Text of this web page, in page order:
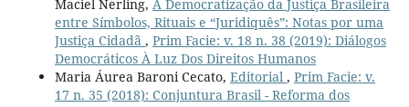
Maciel Nerling, A Democratização da Justiça Brasileira
entre Símbolos, Rituais e “Juridiquês”: Notas por uma
Justiça Cidadã , Prim Facie: v. 18 n. 38 (2019): Diálogos
Democráticos À Luz Dos Direitos Humanos
Maria Áurea Baroni Cecato, Editorial , Prim Facie: v.
17 n. 35 (2018): Conjuntura Brasil - Reforma dos